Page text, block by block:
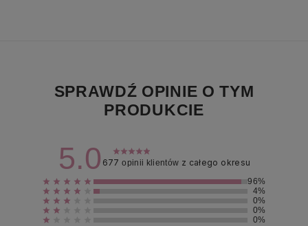
SPRAWDŹ OPINIE O TYM
PRODUKCIE
5.0 677 opinii klientów z całego okresu
96%
4%
0%
0%
0%